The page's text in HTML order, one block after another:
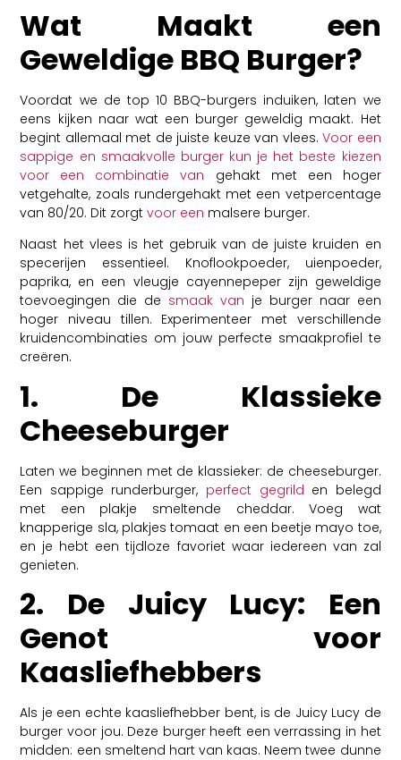
Wat Maakt een
Geweldige BBQ Burger?
Voordat we de top 10 BBQ-burgers induiken, laten we
eens kijken naar wat een burger geweldig maakt. Het
begint allemaal met de juiste keuze van vlees.Voor een
sappige en smaakvolle burger kun je het beste kiezen
voor een combinatie van gehakt met een hoger
vetgehalte, zoals rundergehakt met een vetpercentage
van 80/20. Dit zorgtvoor een malsere burger.
Naast het vlees is het gebruik van de juiste kruiden en
specerijen essentieel. Knoflookpoeder, uienpoeder,
paprika, en een vleugje cayennepeper zijn geweldige
toevoegingen die de smaak van je burger naar een
hoger niveau tillen. Experimenteer met verschillende
kruidencombinaties om jouw perfecte smaakprofiel te
creëren.
1. De Klassieke
Cheeseburger
Laten we beginnen met de klassieker: de cheeseburger.
Een sappige runderburger, perfect gegrild en belegd
met een plakje smeltende cheddar. Voeg wat
knapperige sla, plakjes tomaat en een beetje mayo toe,
en je hebt een tijdloze favoriet waar iedereen van zal
genieten.
2. De Juicy Lucy: Een
Genot voor
Kaasliefhebbers
Als je een echte kaasliefhebber bent, is de Juicy Lucy de
burger voor jou. Deze burger heeft een verrassing in het
midden: een smeltend hart van kaas. Neem twee dunne